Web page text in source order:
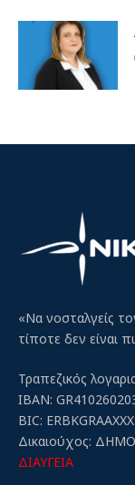
«Να νοσταλγείς
τίποτε δεν είναι
Τραπεζικός
IBAN:
BIC:
Δικαιούχος:
ΔΙΑΥΓΕΙΑ